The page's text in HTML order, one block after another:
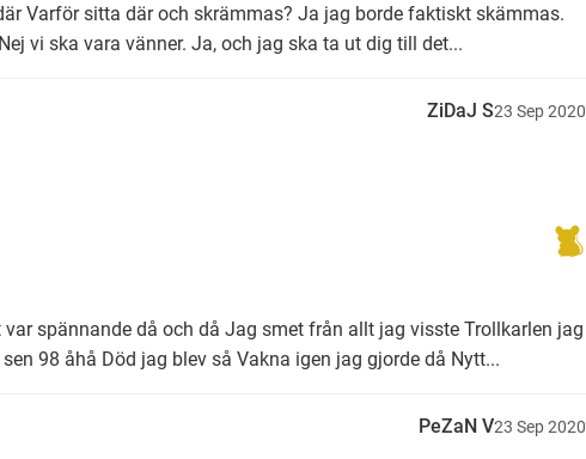
Varför sitta där och skrämmas? Ja jag borde faktiskt skämmas.
vi ska vara vänner. Ja, och jag ska ta ut dig till det...
ZiDaJ S23 Sep2020
spännande då och då Jag smet från allt jag visste Trollkarlen jag
98 åhå Död jag blev så Vakna igen jag gjorde då Nytt...
PeZaN V23 Sep2020